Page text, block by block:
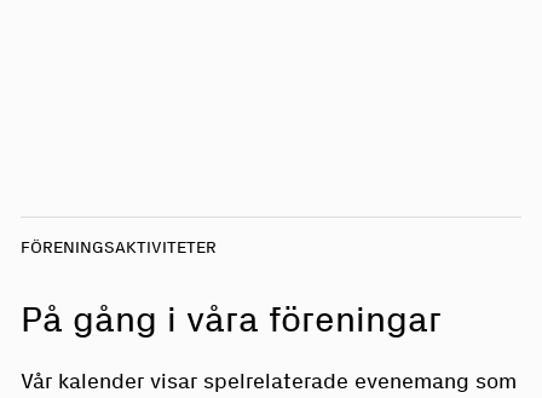
FÖRENINGSAKTIVITETER
På gång i våra föreningar
Vår kalender visar spelrelaterade evenemang som